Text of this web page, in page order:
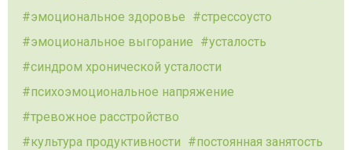
эмоциональное здоровье
стрессоусто
эмоциональное выгорание
усталость
синдром хронической усталости
психоэмоциональное напряжение
тревожное расстройство
культура продуктивности
постоянная занятость